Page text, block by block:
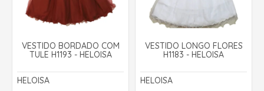
VESTIDO BORDADO COM
TULE H1193 - HELOISA
HELOISA
VESTIDO LONGO FLORES
H1183 - HELOISA
HELOISA